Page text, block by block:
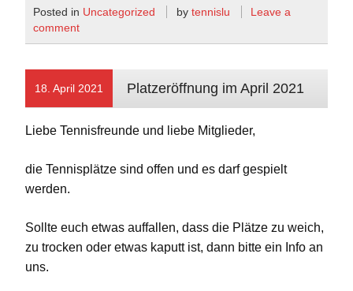
Posted in Uncategorized by tennislu
Leave a
comment
18. April 2021 Platzeröffnung im April 2021
Liebe Tennisfreunde und liebe Mitglieder,
die Tennisplätze sind offen und es darf gespielt
werden.
Sollte euch etwas auffallen, dass die Plätze zu weich,
zu trocken oder etwas kaputt ist, dann bitte ein Info an
uns.